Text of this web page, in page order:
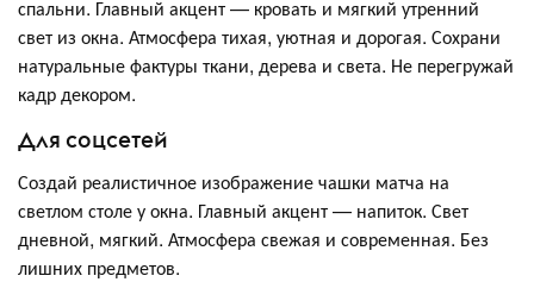
спальни. Главный акцент — кровать и мягкий утренний
свет из окна. Атмосфера тихая, уютная и дорогая. Сохрани
натуральные фактуры ткани, дерева и света. Не перегружай
кадр декором.
Для соцсетей
Создай реалистичное изображение чашки матча на
светлом столе у окна. Главный акцент — напиток. Свет
дневной, мягкий. Атмосфера свежая и современная. Без
лишних предметов.